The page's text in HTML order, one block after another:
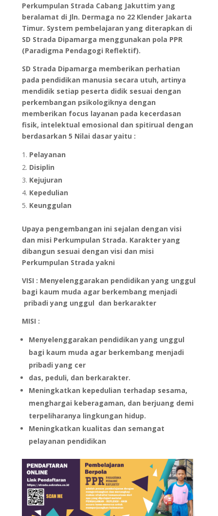
Perkumpulan Strada Cabang Jakuttim yang
beralamat di Jln. Dermaga no 22 Klender Jakarta
Timur. System pembelajaran yang diterapkan di
SD Strada Dipamarga menggunakan pola PPR
(Paradigma Pendagogi Reflektif).
SD Strada Dipamarga memberikan perhatian
pada pendidikan manusia secara utuh, artinya
mendidik setiap peserta didik sesuai dengan
perkembangan psikologiknya dengan
memberikan focus layanan pada kecerdasan
fisik, intelektual emosional dan spitirual dengan
berdasarkan 5 Nilai dasar yaitu :
Pelayanan
Disiplin
Kejujuran
Kepedulian
Keunggulan
Upaya pengembangan ini sejalan dengan visi
dan misi Perkumpulan Strada. Karakter yang
dibangun sesuai dengan visi dan misi
Perkumpulan Strada yakni
VISI : Menyelenggarakan pendidikan yang unggul
bagi kaum muda agar berkembang menjadi
pribadi yang unggul dan berkarakter
MISI :
Menyelenggarakan pendidikan yang unggul
bagi kaum muda agar berkembang menjadi
pribadi yang cer
das, peduli, dan berkarakter.
Meningkatkan kepedulian terhadap sesama,
menghargai keberagaman, dan berjuang demi
terpeliharanya lingkungan hidup.
Meningkatkan kualitas dan semangat
pelayanan pendidikan